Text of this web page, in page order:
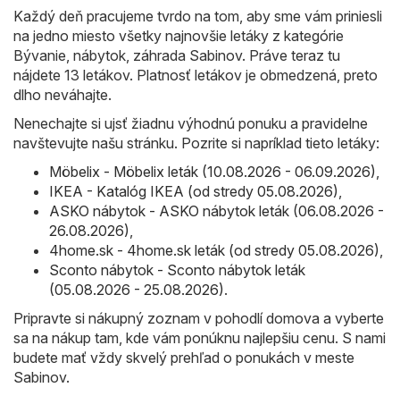
Každý deň pracujeme tvrdo na tom, aby sme vám priniesli
na jedno miesto všetky najnovšie letáky z kategórie
Bývanie, nábytok, záhrada Sabinov. Práve teraz tu
nájdete 13 letákov. Platnosť letákov je obmedzená, preto
dlho neváhajte.
Nenechajte si ujsť žiadnu výhodnú ponuku a pravidelne
navštevujte našu stránku. Pozrite si napríklad tieto letáky:
Möbelix - Möbelix leták (10.08.2026 - 06.09.2026),
IKEA - Katalóg IKEA (od stredy 05.08.2026),
ASKO nábytok - ASKO nábytok leták (06.08.2026 -
26.08.2026),
4home.sk - 4home.sk leták (od stredy 05.08.2026),
Sconto nábytok - Sconto nábytok leták
(05.08.2026 - 25.08.2026).
Pripravte si nákupný zoznam v pohodlí domova a vyberte
sa na nákup tam, kde vám ponúknu najlepšiu cenu. S nami
budete mať vždy skvelý prehľad o ponukách v meste
Sabinov.